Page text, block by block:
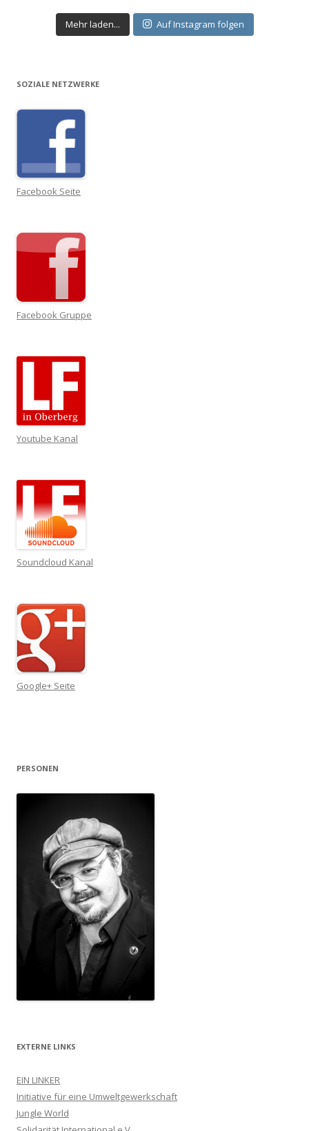
Mehr laden... Auf Instagram folgen
SOZIALE NETZWERKE
Facebook Seite
Facebook Gruppe
Youtube Kanal
Soundcloud Kanal
Google+ Seite
PERSONEN
EXTERNE LINKS
EIN LINKER
Initiative für eine Umweltgewerkschaft
Jungle World